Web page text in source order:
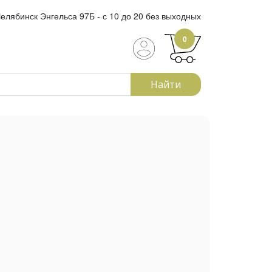
Энгельса 97Б - с 10 до 20 без выходных
0
Найти